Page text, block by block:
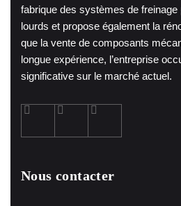
fabrique des systèmes de freinage
lourds et propose également la
que la vente de composants
longue expérience, l’entreprise
significative sur le marché actuel.
Nous contacter